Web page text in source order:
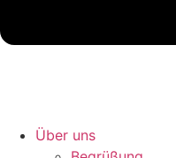
Über uns